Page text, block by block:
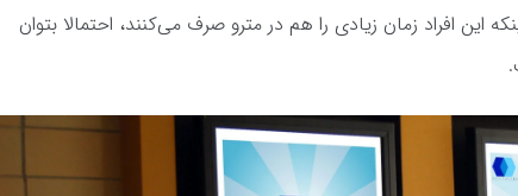
این افراد زمان زیادی را هم در مترو صرف می‌کنند، احتمالا بتوان